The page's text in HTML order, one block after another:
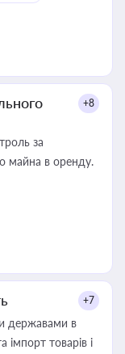
+8
за
майна в оренду.
+7
державами в
імпорт товарів і